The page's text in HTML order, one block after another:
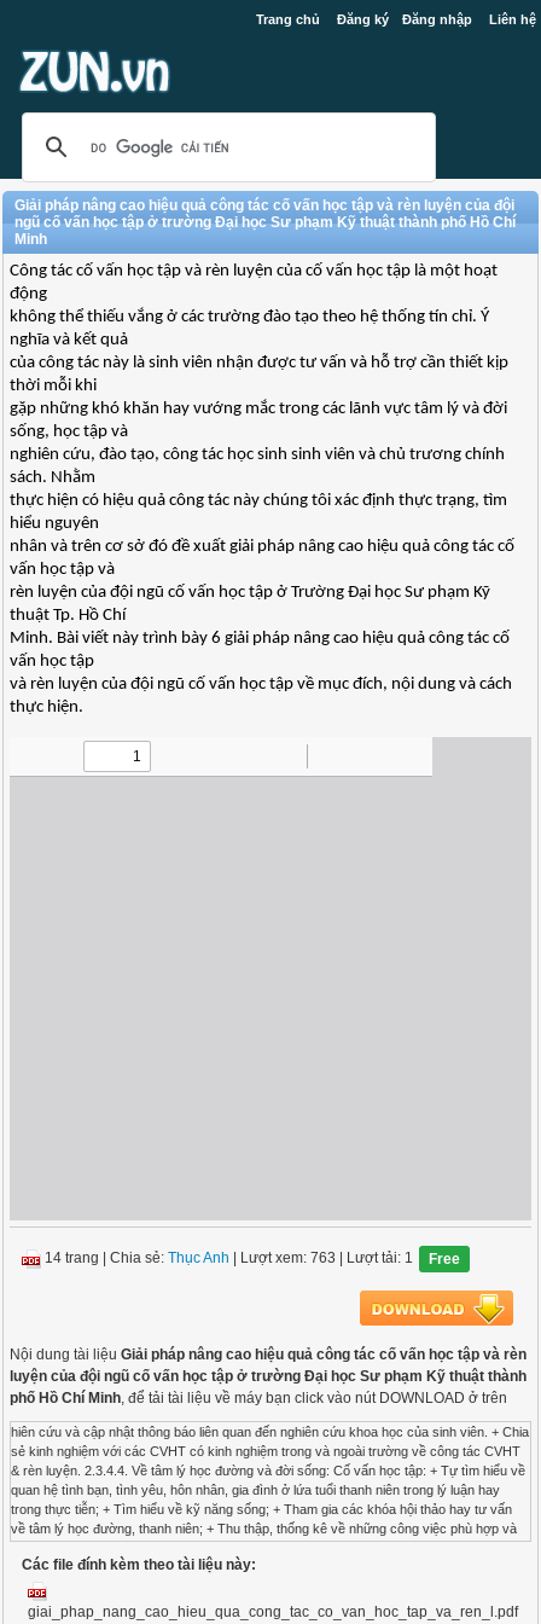
Trang chủ Đăng ký Đăng nhập Liên hệ
Giải pháp nâng cao hiệu quả công tác cố vấn học tập và rèn luyện của đội
ngũ cố vấn học tập ở trường Đại học Sư phạm Kỹ thuật thành phố Hồ Chí
Minh
Công tác cố vấn học tập và rèn luyện của cố vấn học tập là một hoạt
động
không thể thiếu vắng ở các trường đào tạo theo hệ thống tín chỉ. Ý
nghĩa và kết quả
của công tác này là sinh viên nhận được tư vấn và hỗ trợ cần thiết kịp
thời mỗi khi
gặp những khó khăn hay vướng mắc trong các lãnh vực tâm lý và đời
sống, học tập và
nghiên cứu, đào tạo, công tác học sinh sinh viên và chủ trương chính
sách. Nhằm
thực hiện có hiệu quả công tác này chúng tôi xác định thực trạng, tìm
hiểu nguyên
nhân và trên cơ sở đó đề xuất giải pháp nâng cao hiệu quả công tác cố
vấn học tập và
rèn luyện của đội ngũ cố vấn học tập ở Trường Đại học Sư phạm Kỹ
thuật Tp. Hồ Chí
Minh. Bài viết này trình bày 6 giải pháp nâng cao hiệu quả công tác cố
vấn học tập
và rèn luyện của đội ngũ cố vấn học tập về mục đích, nội dung và cách
thực hiện.
14 trang |Chia sẻ:Thục Anh | Lượt xem: 763 | Lượt tải: 1 Free
Nội dung tài liệuGiải pháp nâng cao hiệu quả công tác cố vấn học tập và rèn
luyện của đội ngũ cố vấn học tập ở trường Đại học Sư phạm Kỹ thuật thành
phố Hồ Chí Minh, để tải tài liệu về máy bạn click vào nút DOWNLOAD ở trên
hiên cứu và cập nhật thông báo liên quan đến nghiên cứu khoa học của sinh viên. + Chia
sẻ kinh nghiệm với các CVHT có kinh nghiệm trong và ngoài trường về công tác CVHT
& rèn luyện. 2.3.4.4. Về tâm lý học đường và đời sống: Cố vấn học tập: + Tự tìm hiểu về
quan hệ tình bạn, tình yêu, hôn nhân, gia đình ở lứa tuổi thanh niên trong lý luận hay
trong thực tiễn; + Tìm hiểu về kỹ năng sống; + Tham gia các khóa hội thảo hay tư vấn
về tâm lý học đường, thanh niên; + Thu thập, thống kê về những công việc phù hợp và
tương lai; + Tìm hiểu thông tin về cách thu và chi tiêu trong sinh hoạt đời thường; Ngoài
những cách thực hiện nhằm nâng cao năng lực cố vấn học tập và rèn luyện riêng cho
từng lĩnh vực tư vấn và hỗ trợ riêng như trên. Tất cả các cố vấn học tập cần nhận được
Các file đính kèm theo tài liệu này:
giai_phap_nang_cao_hieu_qua_cong_tac_co_van_hoc_tap_va_ren_l.pdf